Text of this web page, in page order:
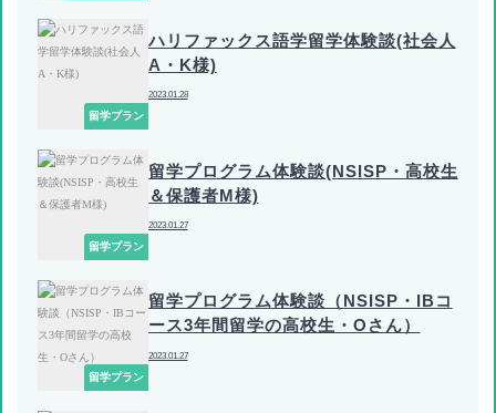
留学プラン
ハリファックス語学留学体験談(社会人
A・K様)
2023.01.28
留学プラン
留学プログラム体験談(NSISP・高校生
＆保護者M様)
2023.01.27
留学プラン
留学プログラム体験談（NSISP・IBコ
ース3年間留学の高校生・Oさん）
2023.01.27